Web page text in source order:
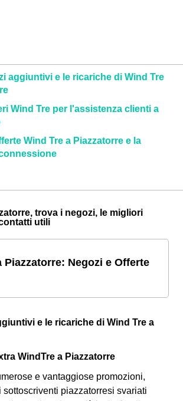
aggiuntivi e le ricariche di Wind Tre
Wind Tre per l'assistenza clienti a
Wind Tre a Piazzatorre e la
trova i negozi, le migliori
utili
Piazzatorre: Negozi e Offerte
e le ricariche di Wind Tre a
WindTre a Piazzatorre
e vantaggiose promozioni,
sottoscriventi piazzatorresi svariati